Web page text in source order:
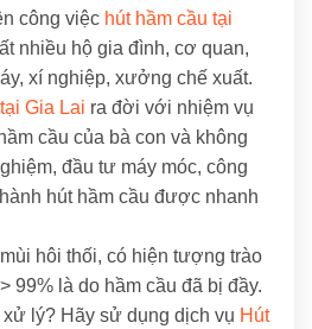
công việc hút hầm cầu tại
nhiều hộ gia đình, cơ quan,
xí nghiệp, xưởng chế xuất.
Gia Lai ra đời với nhiệm vụ
cầu của bà con và không
đầu tư máy móc, công
hút hầm cầu được nhanh
hôi thối, có hiện tượng trào
99% là do hầm cầu đã bị đầy.
lý? Hãy sử dụng dịch vụ Hút